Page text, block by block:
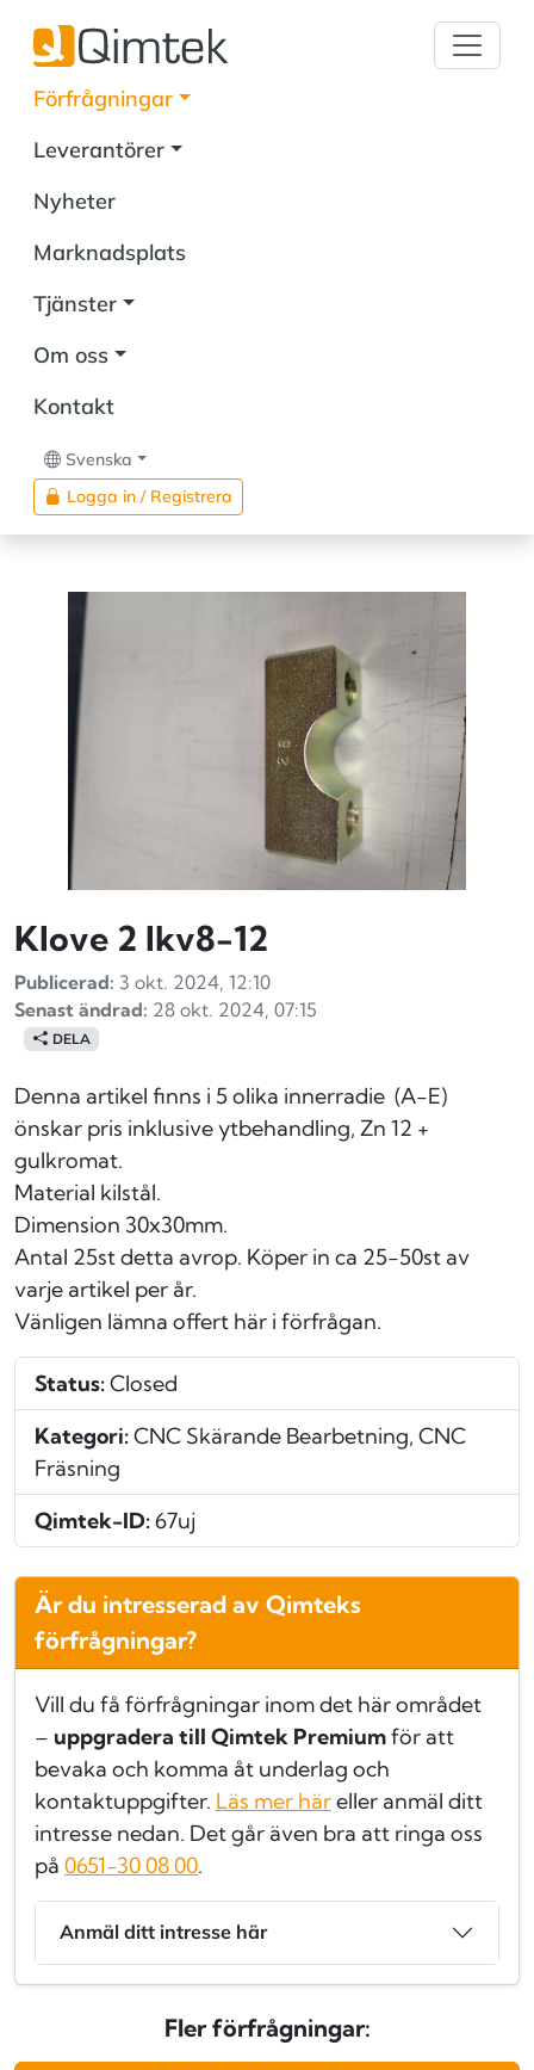
Förfrågningar
Leverantörer
Nyheter
Marknadsplats
Tjänster
Om oss
Kontakt
Svenska
Logga in / Registrera
Klove 2 lkv8-12
Publicerad: 3 okt. 2024, 12:10
Senast ändrad: 28 okt. 2024, 07:15
DELA
Denna artikel finns i 5 olika innerradie (A-E)
önskar pris inklusive ytbehandling, Zn 12 +
gulkromat.
Material kilstål.
Dimension 30x30mm.
Antal 25st detta avrop. Köper in ca 25-50st av
varje artikel per år.
Vänligen lämna offert här i förfrågan.
Status:Closed
Kategori:CNC Skärande Bearbetning, CNC
Fräsning
Qimtek-ID:67uj
Är du intresserad av Qimteks
förfrågningar?
Vill du få förfrågningar inom det här området
– uppgradera till Qimtek Premiumför att
bevaka och komma åt underlag och
kontaktuppgifter. Läs mer häreller anmäl ditt
intresse nedan. Det går även bra att ringa oss
på 0651-30 08 00.
Anmäl ditt intresse här
Fler förfrågningar: